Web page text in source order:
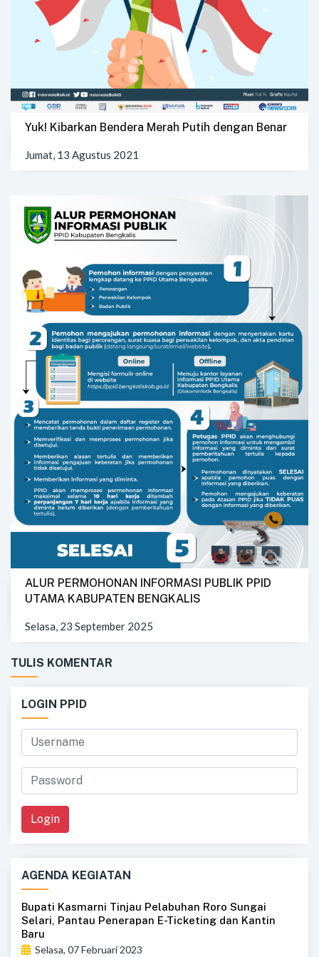
Yuk! Kibarkan Bendera Merah Putih dengan Benar
Jumat, 13 Agustus 2021
ALUR PERMOHONAN INFORMASI PUBLIK PPID
UTAMA KABUPATEN BENGKALIS
Selasa, 23 September 2025
TULIS KOMENTAR
LOGIN PPID
Login
AGENDA KEGIATAN
Bupati Kasmarni Tinjau Pelabuhan Roro Sungai
Selari, Pantau Penerapan E-Ticketing dan Kantin
Baru
Selasa, 07 Februari 2023